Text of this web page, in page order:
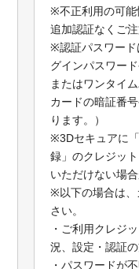
※不正利用の可能
追加認証なくご
※認証パスワード
グインパスワー
またはワンタイ
カードの暗証番
ります。）
※3Dセキュアに
録」のクレジッ
いただけない場合
※以下の場合は、
さい。
・ご利用クレジ
況、設定・認証
・パスワードが